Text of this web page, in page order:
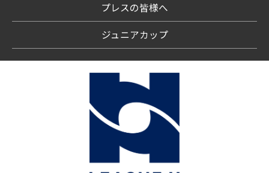
プレスの皆様へ
ジュニアカップ